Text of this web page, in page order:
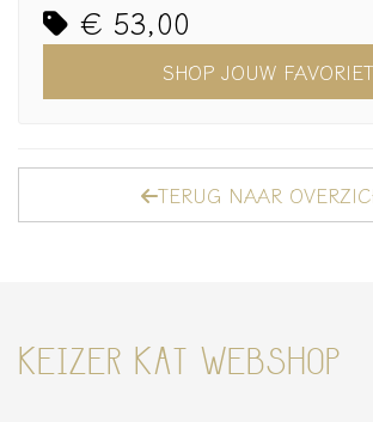
€ 53,00
SHOP JOUW FAVORIET
TERUG NAAR
KEIZER KAT WEBSHOP